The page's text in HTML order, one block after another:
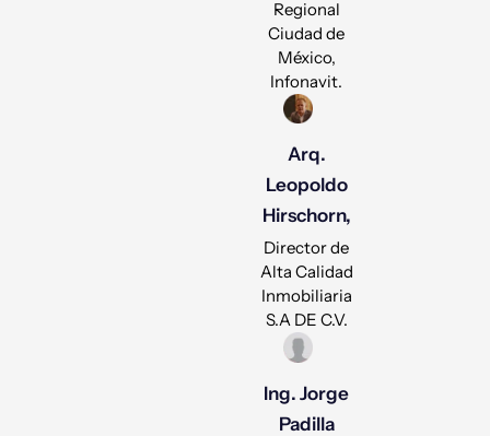
Regional
Ciudad de
México,
Infonavit.
Arq.
Leopoldo
Hirschorn,
Director de
Alta Calidad
Inmobiliaria
S.A DE C.V.
Ing. Jorge
Padilla